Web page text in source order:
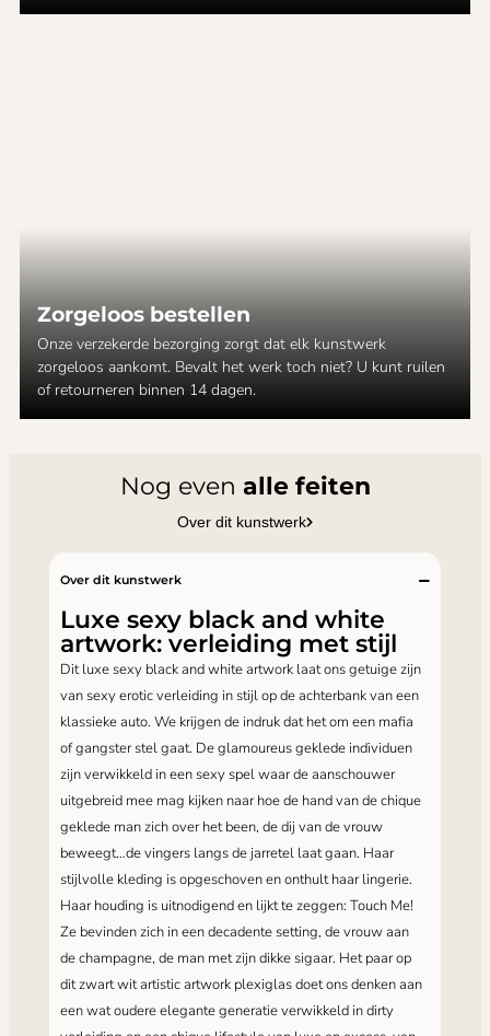
Zorgeloos bestellen
Onze verzekerde bezorging zorgt dat elk kunstwerk
zorgeloos aankomt. Bevalt het werk toch niet? U kunt ruilen
of retourneren binnen 14 dagen.
Nog even alle feiten
Over dit kunstwerk
Over dit kunstwerk
Luxe sexy black and white
artwork: verleiding met stijl
Dit luxe sexy black and white artwork laat ons getuige zijn
van sexy erotic verleiding in stijl op de achterbank van een
klassieke auto. We krijgen de indruk dat het om een mafia
of gangster stel gaat. De glamoureus geklede individuen
zijn verwikkeld in een sexy spel waar de aanschouwer
uitgebreid mee mag kijken naar hoe de hand van de chique
geklede man zich over het been, de dij van de vrouw
beweegt…de vingers langs de jarretel laat gaan. Haar
stijlvolle kleding is opgeschoven en onthult haar lingerie.
Haar houding is uitnodigend en lijkt te zeggen: Touch Me!
Ze bevinden zich in een decadente setting, de vrouw aan
de champagne, de man met zijn dikke sigaar. Het paar op
dit zwart wit artistic artwork plexiglas doet ons denken aan
een wat oudere elegante generatie verwikkeld in dirty